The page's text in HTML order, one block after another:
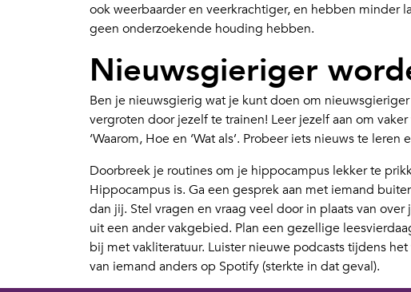
ook weerbaarder en veerkrachtiger, en hebben minder
geen onderzoekende houding hebben.
Nieuwsgieriger
Ben je nieuwsgierig wat je kunt doen om
vergroten door jezelf te trainen! Leer jezelf aan om
‘Waarom, Hoe en ‘Wat als’. Probeer iets nieuws te
Doorbreek je routines om je hippocampus lekker te
Hippocampus is. Ga een gesprek aan met iemand
dan jij. Stel vragen en vraag veel door in plaats van
uit een ander vakgebied. Plan een gezellige
bij met vakliteratuur. Luister nieuwe podcasts tijdens
van iemand anders op Spotify (sterkte in dat geval).